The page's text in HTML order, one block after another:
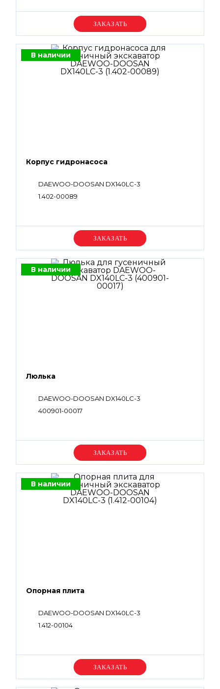
Уточняйте цену
В наличии
Корпус гидронасоса
DAEWOO-DOOSAN DX140LC-3
1.402-00089
Уточняйте цену
В наличии
Люлька
DAEWOO-DOOSAN DX140LC-3
400901-00017
Уточняйте цену
В наличии
Опорная плита
DAEWOO-DOOSAN DX140LC-3
1.412-00104
Уточняйте цену